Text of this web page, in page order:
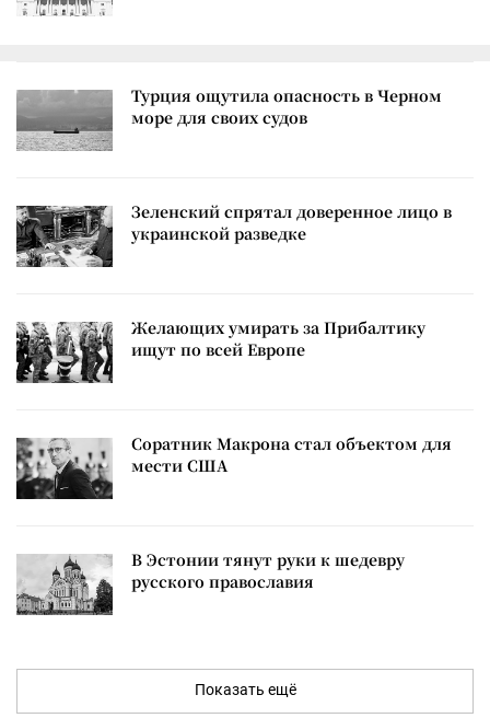
Турция ощутила опасность в Черном
море для своих судов
Зеленский спрятал доверенное лицо в
украинской разведке
Желающих умирать за Прибалтику
ищут по всей Европе
Соратник Макрона стал объектом для
мести США
В Эстонии тянут руки к шедевру
русского православия
Показать ещё